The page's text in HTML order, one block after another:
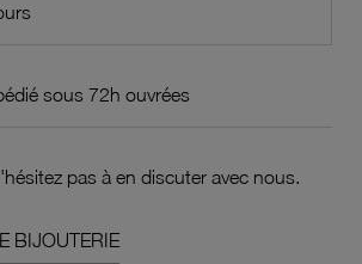
sous 72h ouvrées
pas à en discuter avec nous.
BIJOUTERIE